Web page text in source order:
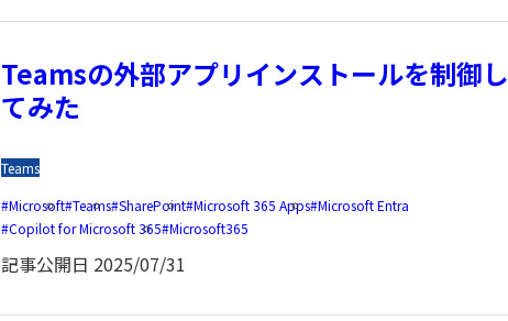
Teamsの外部アプリインストールを制御し
てみた
Teams
Microsoft Teams SharePoint Microsoft 365 Apps Microsoft Entra
Copilot for Microsoft 365 Microsoft365
記事公開日 2025/07/31